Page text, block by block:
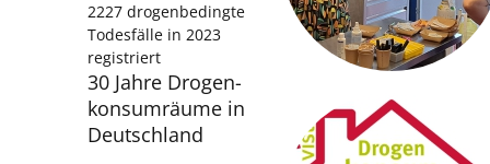
2227 drogenbedingte
Todesfälle in 2023
registriert
30 Jahre Drogen­
konsumräume in
Deutschland